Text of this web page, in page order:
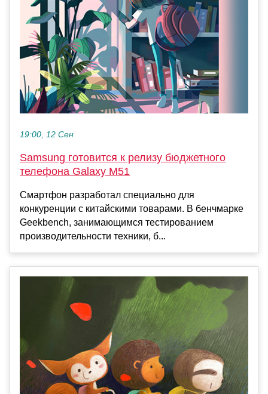
19:00, 12 Сен
Samsung готовится к релизу бюджетного
телефона Galaxy M51
Смартфон разработал специально для
конкуренции с китайскими товарами. В бенчмарке
Geekbench, занимающимся тестированием
производительности техники, б...